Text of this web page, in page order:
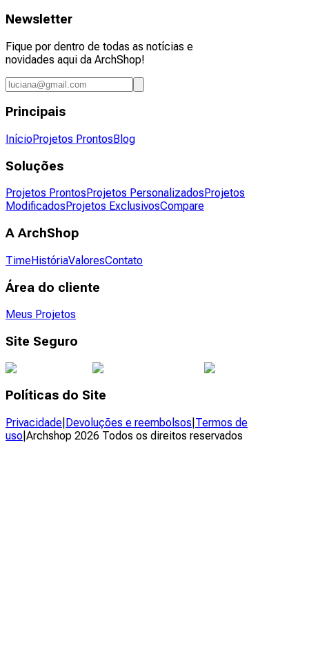
Newsletter
Fique por dentro de todas as notícias e
novidades aqui da ArchShop!
Principais
InícioProjetos ProntosBlog
Soluções
Projetos Prontos Projetos Personalizados Projetos
Modificados Projetos ExclusivosCompare
A ArchShop
TimeHistóriaValoresContato
Área do cliente
Meus Projetos
Site Seguro
Políticas do Site
Privacidade Devoluções e reembolsos Termos de
uso Archshop 2026 Todos os direitos reservados